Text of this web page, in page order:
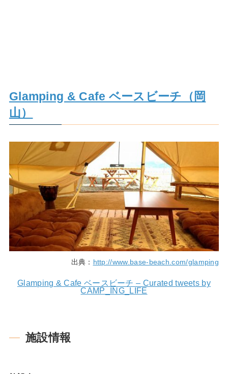
Glamping & Cafe ベースビーチ（岡
山）
出典： http://www.base-beach.com/glamping
Glamping & Cafe ベースビーチ – Curated tweets by
CAMP_ING_LIFE
施設情報